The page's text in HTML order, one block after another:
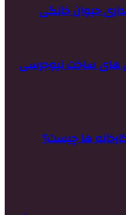
های ساخت نیوجرسی
ها چیست؟